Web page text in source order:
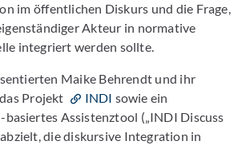
im öffentlichen Diskurs und die Frage,
Akteur in normative
integriert werden sollte.
Maike Behrendt und ihr
Projekt
INDI sowie ein
basiertes Assistenztool („INDI Discuss
die diskursive Integration in